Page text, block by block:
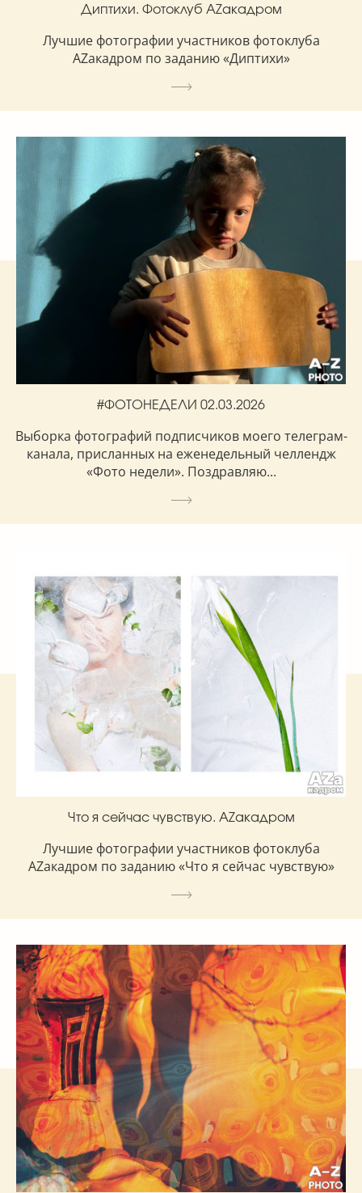
Диптихи. Фотоклуб AZакадром
Лучшие фотографии участников фотоклуба
AZакадром по заданию «Диптихи»
#ФОТОНЕДЕЛИ 02.03.2026
Выборка фотографий подписчиков моего телеграм-
канала, присланных на еженедельный челлендж
«Фото недели». Поздравляю...
Что я сейчас чувствую. AZакадром
Лучшие фотографии участников фотоклуба
AZакадром по заданию «Что я сейчас чувствую»